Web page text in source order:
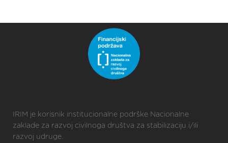
IRIM je korisnik institucionalne podrške Nacionalne
zaklade za razvoj civilnoga društva za stabilizaciju i/ili
razvoj udruge.